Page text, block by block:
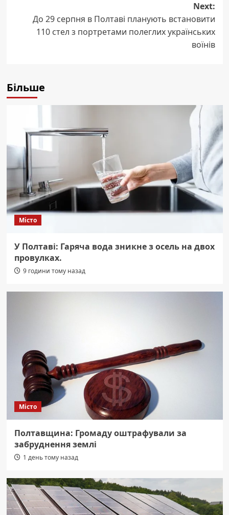
Next:
До 29 серпня в Полтаві планують встановити
110 стел з портретами полеглих українських
воїнів
Більше
Місто
У Полтаві: Гаряча вода зникне з осель на двох
провулках.
9 години тому назад
Місто
Полтавщина: Громаду оштрафували за
забруднення землі
1 день тому назад